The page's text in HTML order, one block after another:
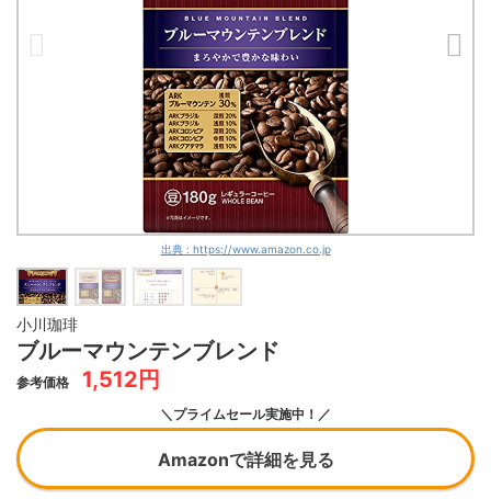
出典 : https://www.amazon.co.jp
小川珈琲
ブルーマウンテンブレンド
参考価格 1,512円
＼プライムセール実施中！／
Amazonで詳細を見る